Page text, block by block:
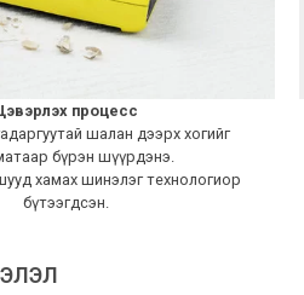
процесс
шалан дээрх хогийг
бүрэн шүүрдэнэ.
хамах шинэлэг технологиор
бүтээгдсэн.